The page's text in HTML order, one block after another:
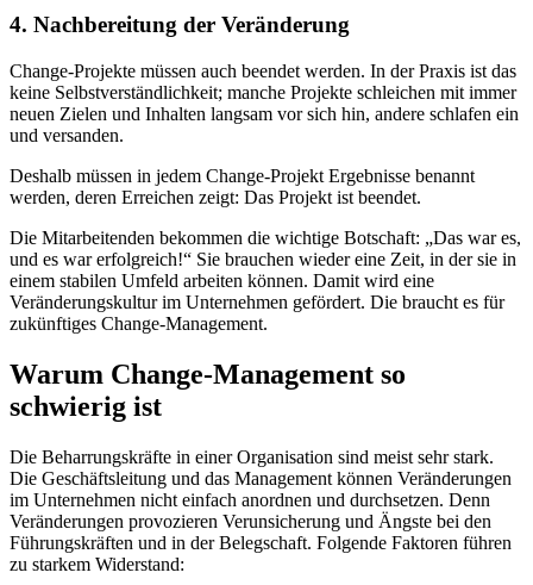
4. Nachbereitung der Veränderung
Change-Projekte müssen auch beendet werden. In der Praxis ist das
keine Selbstverständlichkeit; manche Projekte schleichen mit immer
neuen Zielen und Inhalten langsam vor sich hin, andere schlafen ein
und versanden.
Deshalb müssen in jedem Change-Projekt Ergebnisse benannt
werden, deren Erreichen zeigt: Das Projekt ist beendet.
Die Mitarbeitenden bekommen die wichtige Botschaft: „Das war es,
und es war erfolgreich!“ Sie brauchen wieder eine Zeit, in der sie in
einem stabilen Umfeld arbeiten können. Damit wird eine
Veränderungskultur im Unternehmen gefördert. Die braucht es für
zukünftiges Change-Management.
Warum Change-Management so
schwierig ist
Die Beharrungskräfte in einer Organisation sind meist sehr stark.
Die Geschäftsleitung und das Management können Veränderungen
im Unternehmen nicht einfach anordnen und durchsetzen. Denn
Veränderungen provozieren Verunsicherung und Ängste bei den
Führungskräften und in der Belegschaft. Folgende Faktoren führen
zu starkem Widerstand: